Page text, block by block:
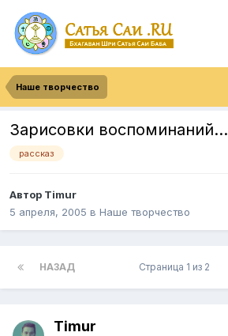
Наше творчество
Зарисовки воспоминаний...
рассказ
Автор Timur
5 апреля, 2005 в Наше творчество
НАЗАД Страница 1 из 2
Timur